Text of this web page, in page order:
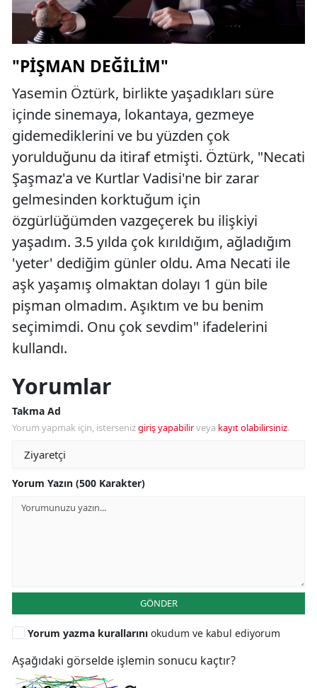
"PIŞMAN DEĞILIM"
Yasemin Öztürk, birlikte yaşadıkları süre
içinde sinemaya, lokantaya, gezmeye
gidemediklerini ve bu yüzden çok
yorulduğunu da itiraf etmişti. Öztürk, "Necati
Şaşmaz'a ve Kurtlar Vadisi'ne bir zarar
gelmesinden korktuğum için
özgürlüğümden vazgeçerek bu ilişkiyi
yaşadım. 3.5 yılda çok kırıldığım, ağladığım
'yeter' dediğim günler oldu. Ama Necati ile
aşk yaşamış olmaktan dolayı 1 gün bile
pişman olmadım. Aşıktım ve bu benim
seçimimdi. Onu çok sevdim" ifadelerini
kullandı.
Yorumlar
Takma Ad
Yorum yapmak için, istersenizgiriş yapabilirveya kayıt olabilirsiniz.
Yorum Yazın (500 Karakter)
GÖNDER
Yorum yazma kurallarını okudum ve kabul ediyorum
Aşağıdaki görselde işlemin sonucu kaçtır?